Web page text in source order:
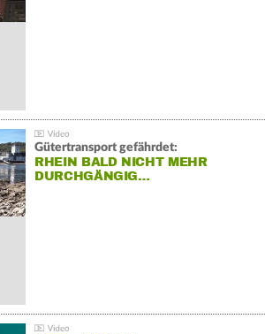
Gütertransport gefährdet:
RHEIN BALD NICHT MEHR
DURCHGÄNGIG…